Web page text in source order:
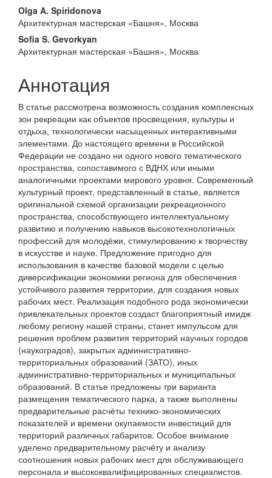
Основное
содержимое
статьи
Olga A. Spiridonova
Архитектурная мастерская «Башня», Москва
Sofia S. Gevorkyan
Архитектурная мастерская «Башня», Москва
Аннотация
В статье рассмотрена возможность создания комплексных
зон рекреации как объектов просвещения, культуры и
отдыха, технологически насыщенных интерактивными
элементами. До настоящего времени в Российской
Федерации не создано ни одного нового тематического
пространства, сопоставимого с ВДНХ или иными
аналогичными проектами мирового уровня. Современный
культурный проект, представленный в статье, является
оригинальной схемой организации рекреационного
пространства, способствующего интеллектуальному
развитию и получению навыков высокотехнологичных
профессий для молодёжи, стимулированию к творчеству
в искусстве и науке. Предложение пригодно для
использования в качестве базовой модели с целью
диверсификации экономики региона для обеспечения
устойчивого развития территории, для создания новых
рабочих мест. Реализация подобного рода экономически
привлекательных проектов создаст благоприятный имидж
любому региону нашей страны, станет импульсом для
решения проблем развития территорий научных городов
(наукоградов), закрытых административно-
территориальных образований (ЗАТО), иных
административно-территориальных и муниципальных
образований. В статье предложены три варианта
размещения тематического парка, а также выполнены
предварительные расчёты технико-экономических
показателей и времени окупаемости инвестиций для
территорий различных габаритов. Особое внимание
уделено предварительному расчёту и анализу
соотношения новых рабочих мест для обслуживающего
персонала и высококвалифицированных специалистов.